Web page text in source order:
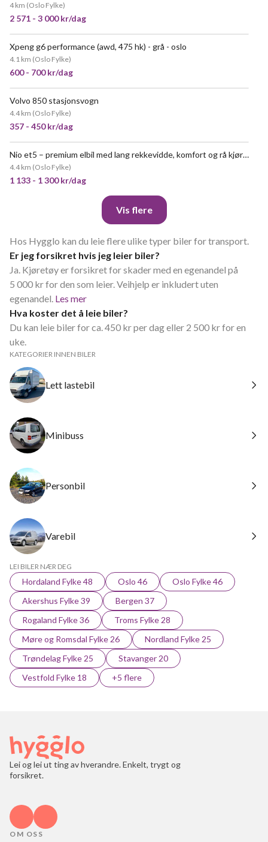
4 km (Oslo Fylke)
2 571 - 3 000 kr/dag
Xpeng g6 performance (awd, 475 hk) - grå - oslo
4.1 km (Oslo Fylke)
600 - 700 kr/dag
Volvo 850 stasjonsvogn
4.4 km (Oslo Fylke)
357 - 450 kr/dag
Nio et5 – premium elbil med lang rekkevidde, komfort og rå kjøreglede ⚡️
4.4 km (Oslo Fylke)
1 133 - 1 300 kr/dag
Vis flere
Hos Hygglo kan du leie flere ulike typer biler for transport.
Er jeg forsikret hvis jeg leier biler?
Ja. Kjøretøy er forsikret for skader med en egenandel på
5 000 kr for den som leier. Veihjelp er inkludert uten
egenandel. Les mer
Hva koster det å leie biler?
Du kan leie biler for ca. 450 kr per dag eller 2 500 kr for en
uke.
KATEGORIER INNEN BILER
Lett lastebil
Minibuss
Personbil
Varebil
LEI BILER NÆR DEG
Hordaland Fylke 48 Oslo 46
Oslo Fylke 46
Akershus Fylke 39
Bergen 37
Rogaland Fylke 36
Troms Fylke 28
Møre og Romsdal Fylke 26
Nordland Fylke 25
Trøndelag Fylke 25
Stavanger 20
Vestfold Fylke 18
+5 flere
Lei og lei ut ting av hverandre. Enkelt, trygt og
forsikret.
OM OSS